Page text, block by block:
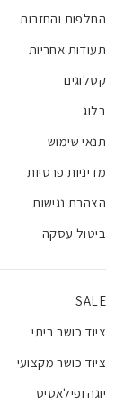
החלפות והחזרות
תעודות אחריות
קטלוגים
בלוג
תנאי שימוש
מדיניות פרטיות
הצהרת נגישות
ביטול עסקה
SALE
ציוד כושר ביתי
ציוד כושר מקצועי
יוגה ופילאטיס